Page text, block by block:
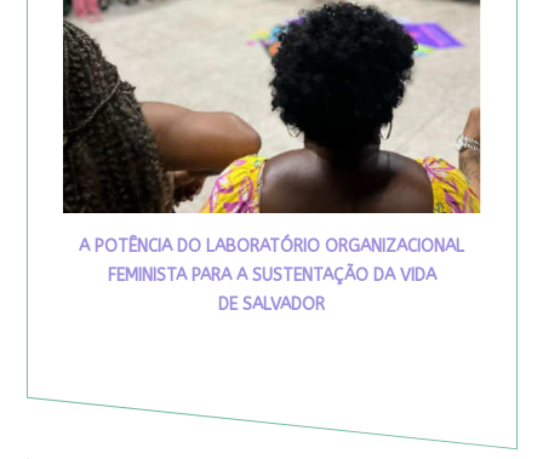
A POTÊNCIA DO LABORATÓRIO ORGANIZACIONAL
FEMINISTA PARA A SUSTENTAÇÃO DA VIDA
DE SALVADOR